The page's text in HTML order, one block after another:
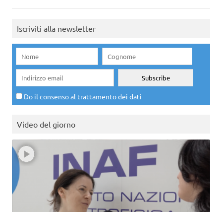
Iscriviti alla newsletter
Do il consenso al trattamento dei dati
Video del giorno